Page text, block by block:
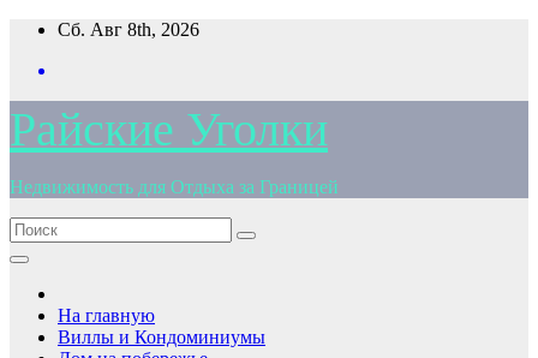
Перейти
содержимому
Сб. Авг 8th, 2026
Райские Уголки
Недвижимость для Отдыха за Границей
На главную
Виллы и Кондоминиумы